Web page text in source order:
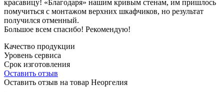
красавицу! «Благодаря» нашим кривым стенам, им пришлось
помучиться с монтажом верхних шкафчиков, но результат
получился отменный.
Большое всем спасибо! Рекомендую!
Качество продукции
Уровень сервиса
Срок изготовления
Оставить отзыв
Оставить отзыв на товар Неоргелия